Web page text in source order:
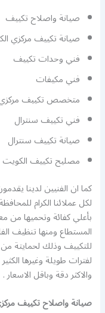
صيانة واصلاح تكييف
صيانة تكييف مركزي
فني وحدات تكييف
فني مكيفات
متخصص تكييف
فني تكييف سنترال
صيانة تكييف سنترال
مصليح تكييف الكويت
كما ان الفنيين لدينا
لكل عملائنا الكرام
بأعلي كفائة وتحميها من
المستطاع ومنها تنظيف
للتكييف وذلك لحمايتة من
لفترات طويلة وغيرها
والاكثر دقة وباقل الاسعار .
صيانة واصلاح تكييف